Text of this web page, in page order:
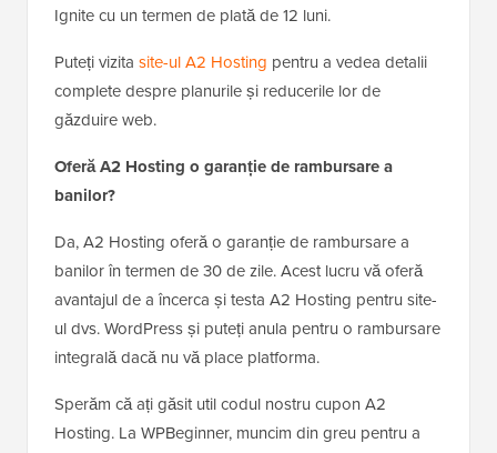
Ignite cu un termen de plată de 12 luni.
Puteți vizita site-ul A2 Hosting pentru a vedea detalii
complete despre planurile și reducerile lor de
găzduire web.
Oferă A2 Hosting o garanție de rambursare a
banilor?
Da, A2 Hosting oferă o garanție de rambursare a
banilor în termen de 30 de zile. Acest lucru vă oferă
avantajul de a încerca și testa A2 Hosting pentru site-
ul dvs. WordPress și puteți anula pentru o rambursare
integrală dacă nu vă place platforma.
Sperăm că ați găsit util codul nostru cupon A2
Hosting. La WPBeginner, muncim din greu pentru a